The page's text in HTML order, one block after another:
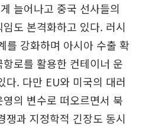
늘어나고 중국 선사들의
도 본격화하고 있다. 러시
를 강화하며 아시아 수출 확
로를 활용한 컨테이너 운
다. 다만 EU와 미국의 대러
의 변수로 떠오르면서 북
쟁과 지정학적 긴장도 동시